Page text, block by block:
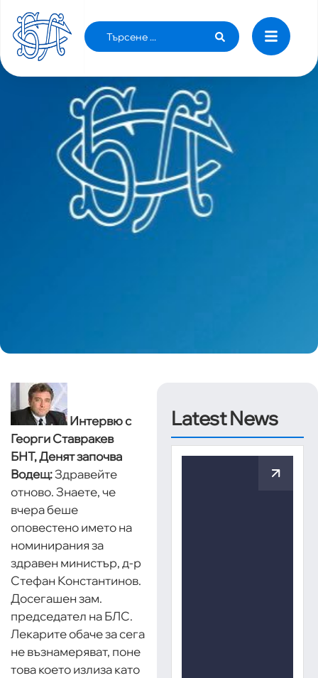
ПРОТЕСТИТЕ НЕ СЕ ОТМЕНЯТ
Интервю с
Георги Ставракев
БНТ, Денят започва
Водещ:Здравейте
отново. Знаете, че
вчера беше
оповестено името на
номинирания за
здравен министър, д-р
Стефан Константинов.
Досегашен зам.
председател на БЛС.
Лекарите обаче за сега
не възнамеряват, поне
това което излиза като
Latest News